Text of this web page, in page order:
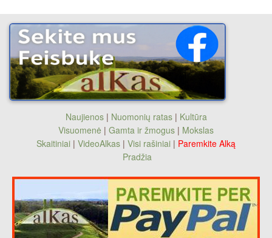
Naujienos| Nuomonių ratas| Kultūra
Visuomenė | Gamta ir žmogus | Mokslas
Skaitiniai | VideoAlkas | Visi rašiniai | Paremkite Alką
Pradžia